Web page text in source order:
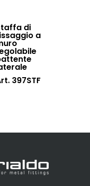
di
a
397STF